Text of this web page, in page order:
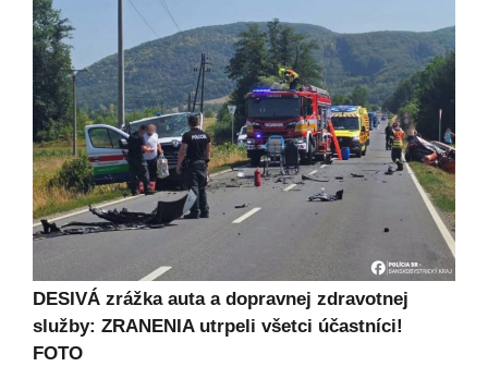
DESIVÁ zrážka auta a dopravnej zdravotnej
služby: ZRANENIA utrpeli všetci účastníci!
FOTO